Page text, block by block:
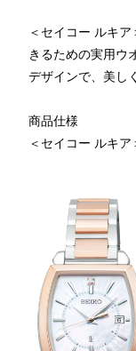
＜セイコー ルキ
きるための実用ウ
デザインで、美し
商品仕様
＜セイコー ルキ